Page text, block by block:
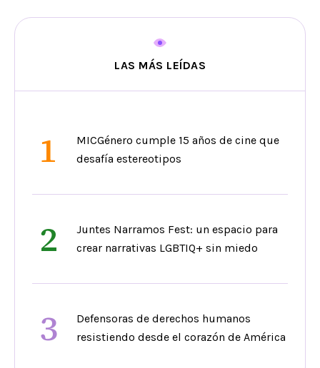
LAS MÁS LEÍDAS
1
MICGénero cumple 15 años de cine que
desafía estereotipos
2
Juntes Narramos Fest: un espacio para
crear narrativas LGBTIQ+ sin miedo
3
Defensoras de derechos humanos
resistiendo desde el corazón de América